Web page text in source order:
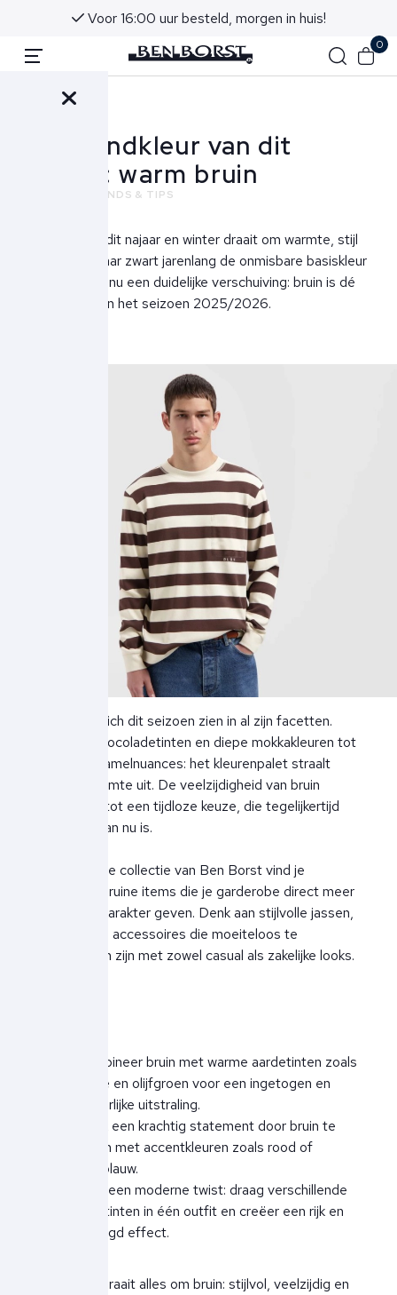
Voor 16:00 uur besteld, morgen in huis!
0
Dé trendkleur van dit
najaar: warm bruin
TRENDS & TIPS
Herenmode dit najaar en winter draait om warmte, stijl
en klasse. Waar zwart jarenlang de onmisbare basiskleur
was, zien we nu een duidelijke verschuiving: bruin is dé
trendkleur van het seizoen 2025/2026.
Bruin laat zich dit seizoen zien in al zijn facetten.
Van rijke chocoladetinten en diepe mokkakleuren tot
zachte caramelnuances: het kleurenpalet straalt
luxe en warmte uit. De veelzijdigheid van bruin
maakt het tot een tijdloze keuze, die tegelijkertijd
helemaal van nu is.
In de nieuwe collectie van Ben Borst vind je
prachtige bruine items die je garderobe direct meer
diepte en karakter geven. Denk aan stijlvolle jassen,
knitwear en accessoires die moeiteloos te
combineren zijn met zowel casual als zakelijke looks.
Combineer bruin met warme aardetinten zoals
beige en olijfgroen voor een ingetogen en
natuurlijke uitstraling.
Maak een krachtig statement door bruin te
mixen met accentkleuren zoals rood of
diepblauw.
Voor een moderne twist: draag verschillende
bruintinten in één outfit en creëer een rijk en
gelaagd effect.
Dit najaar draait alles om bruin: stijlvol, veelzijdig en